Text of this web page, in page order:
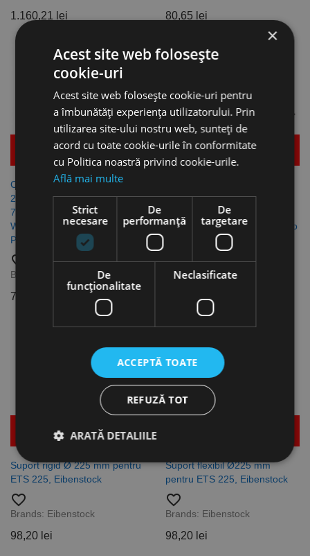
1.160,21 lei 80,65 lei
Mai multe detalii
Cap de finisare triunghiular,
290 x 290 mm pentru WST
700 VV, WST 700 VV Plus,
WSE 7 Vario Set, WSE 7 Vario
Plus, Flex
favorite_border
Brands:
783,23 lei 1.186,71 lei
Mai multe detalii
290 x 290 mm pentru WST
700 VV, WST 700 VV Plus,
WSE 7 Vario Set, WSE 7 Vario
favorite_border
Brands:Flex
112,64 lei
Mai multe detalii
Suport rigid Ø 225 mm pentru
ETS 225, Eibenstock
favorite_border
Brands: Eibenstock
98,20 lei
Suport flexibil Ø225 mm
pentru ETS 225, Eibenstock
favorite_border
Brands: Eibenstock
98,20 lei
×
Acest site web folosește
cookie-uri
Acest site web folosește cookie-uri pentru
a îmbunătăți experiența utilizatorului. Prin
utilizarea site-ului nostru web, sunteți de
acord cu toate cookie-urile în conformitate
cu Politica noastră privind cookie-urile.
Află mai multe
Strict
necesare
De
performanță
De
targetare
De
funcţionalitate
Neclasificate
ACCEPTĂ TOATE
REFUZĂ TOT
ARATĂ DETALIILE
De targetare
De funcţionalitate
Neclasificate